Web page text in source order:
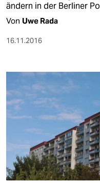
ändern in der Berliner
Von Uwe Rada
16.11.2016